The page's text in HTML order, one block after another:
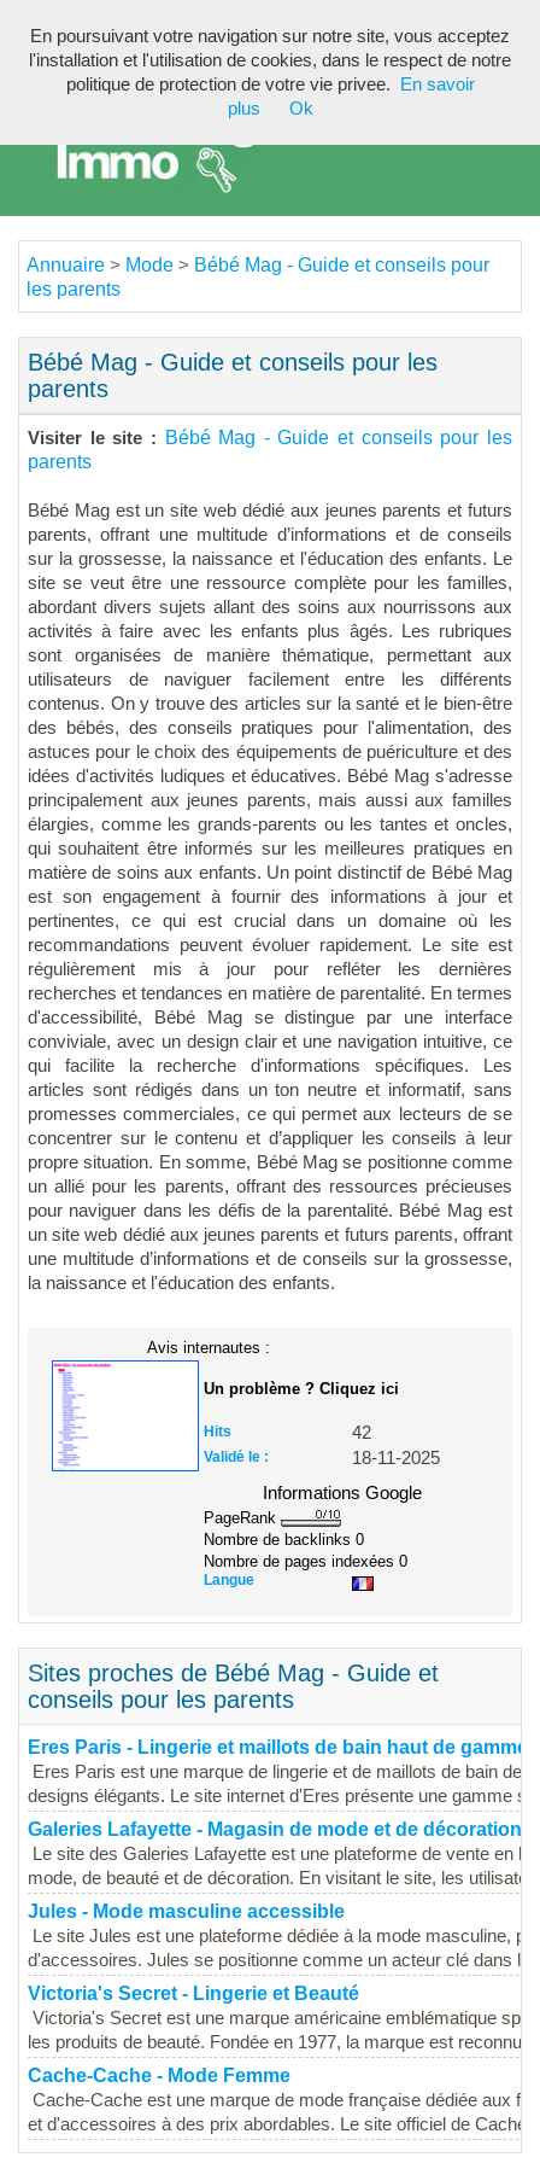
Annuaire > Mode > Bébé Mag - Guide et conseils pour
les parents
Bébé Mag - Guide et conseils pour les
parents
Visiter le site :
Bébé Mag - Guide et conseils pour les
parents
Bébé Mag est un site web dédié aux jeunes parents et futurs
parents, offrant une multitude d’informations et de conseils
sur la grossesse, la naissance et l'éducation des enfants. Le
site se veut être une ressource complète pour les familles,
abordant divers sujets allant des soins aux nourrissons aux
activités à faire avec les enfants plus âgés. Les rubriques
sont organisées de manière thématique, permettant aux
utilisateurs de naviguer facilement entre les différents
contenus. On y trouve des articles sur la santé et le bien-être
des bébés, des conseils pratiques pour l'alimentation, des
astuces pour le choix des équipements de puériculture et des
idées d'activités ludiques et éducatives. Bébé Mag s'adresse
principalement aux jeunes parents, mais aussi aux familles
élargies, comme les grands-parents ou les tantes et oncles,
qui souhaitent être informés sur les meilleures pratiques en
matière de soins aux enfants. Un point distinctif de Bébé Mag
est son engagement à fournir des informations à jour et
pertinentes, ce qui est crucial dans un domaine où les
recommandations peuvent évoluer rapidement. Le site est
régulièrement mis à jour pour refléter les dernières
recherches et tendances en matière de parentalité. En termes
d'accessibilité, Bébé Mag se distingue par une interface
conviviale, avec un design clair et une navigation intuitive, ce
qui facilite la recherche d'informations spécifiques. Les
articles sont rédigés dans un ton neutre et informatif, sans
promesses commerciales, ce qui permet aux lecteurs de se
concentrer sur le contenu et d’appliquer les conseils à leur
propre situation. En somme, Bébé Mag se positionne comme
un allié pour les parents, offrant des ressources précieuses
pour naviguer dans les défis de la parentalité. Bébé Mag est
un site web dédié aux jeunes parents et futurs parents, offrant
une multitude d’informations et de conseils sur la grossesse,
la naissance et l'éducation des enfants.
Avis internautes :
Un problème ? Cliquez ici
Hits 42
Validé le :
18-11-2025
Informations Google
PageRank
Nombre de backlinks 0
Nombre de pages indexées 0
Langue
Sites proches de Bébé Mag - Guide et
conseils pour les parents
Eres Paris - Lingerie et maillots de bain haut de gamme
Eres Paris est une marque de lingerie et de maillots de bain de
designs élégants. Le site internet d'Eres présente une gamme
Galeries Lafayette - Magasin de mode et de décoration
Le site des Galeries Lafayette est une plateforme de vente en
mode, de beauté et de décoration. En visitant le site, les
Jules - Mode masculine accessible
Le site Jules est une plateforme dédiée à la mode masculine,
d'accessoires. Jules se positionne comme un acteur clé dans le
Victoria's Secret - Lingerie et Beauté
Victoria's Secret est une marque américaine emblématique
les produits de beauté. Fondée en 1977, la marque est reconnue
Cache-Cache - Mode Femme
Cache-Cache est une marque de mode française dédiée aux
et d'accessoires à des prix abordables. Le site officiel de Cache-
En poursuivant votre navigation sur notre site, vous acceptez
l'installation et l'utilisation de cookies, dans le respect de notre
politique de protection de votre vie privee.
En savoir
plus
Ok